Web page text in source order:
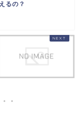
るの？